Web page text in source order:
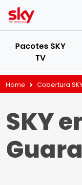
Pacotes SKY
TV
Home Cobertura
SKY